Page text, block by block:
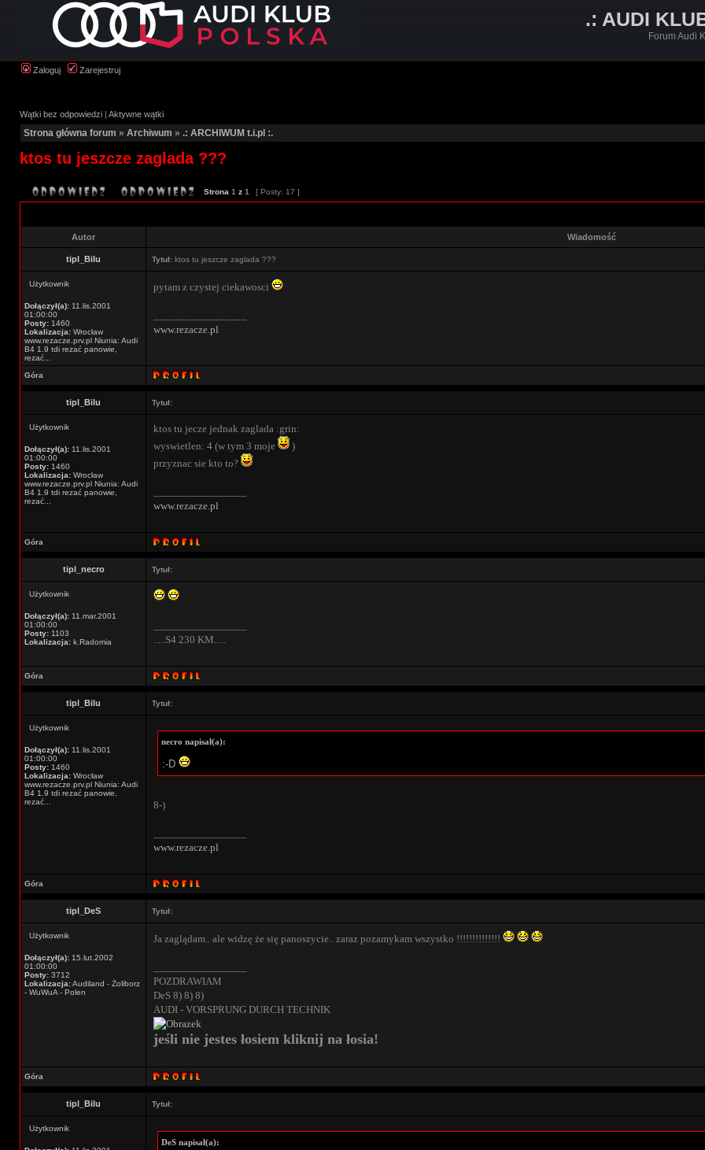
.: AUDI
Forum Audi
Zaloguj Zarejestruj
Wątki bez odpowiedzi | Aktywne wątki
Strona główna forum » Archiwum » .: ARCHIWUM t.i.pl :.
ktos tu jeszcze zaglada ???
Strona 1 z 1 [ Posty: 17 ]
Autor Wiadomość
tipl_Bilu Tytuł: ktos tu jeszcze zaglada ???
Użytkownik
Dołączył(a): 11.lis.2001
01:00:00
Posty: 1460
Lokalizacja: Wrocław
www.rezacze.prv.pl Niunia: Audi
B4 1.9 tdi rezać panowie,
rezać...
pytam z czystej ciekawosci
www.rezacze.pl
Góra
tipl_Bilu Tytuł:
Użytkownik
Dołączył(a): 11.lis.2001
01:00:00
Posty: 1460
Lokalizacja: Wrocław
www.rezacze.prv.pl Niunia: Audi
B4 1.9 tdi rezać panowie,
rezać...
ktos tu jecze jednak zaglada :grin:
wyswietlen: 4 (w tym 3 moje
)
przyznac sie kto to?
www.rezacze.pl
Góra
tipl_necro Tytuł:
Użytkownik
Dołączył(a): 11.mar.2001
01:00:00
Posty: 1103
Lokalizacja: k.Radomia
.....S4 230 KM.....
Góra
tipl_Bilu Tytuł:
Użytkownik
Dołączył(a): 11.lis.2001
01:00:00
Posty: 1460
Lokalizacja: Wrocław
www.rezacze.prv.pl Niunia: Audi
B4 1.9 tdi rezać panowie,
rezać...
necro napisał(a):
:-D
8-)
www.rezacze.pl
Góra
tipl_DeS Tytuł:
Użytkownik
Dołączył(a): 15.lut.2002
01:00:00
Posty: 3712
Lokalizacja:Audiland - Żoliborz
- WuWuA - Polen
Ja zaglądam.. ale widzę że się panoszycie.. zaraz pozamykam wszystko !!!!!!!!!!!!!!
POZDRAWIAM
DeS 8) 8) 8)
AUDI - VORSPRUNG DURCH TECHNIK
jeśli nie jestes łosiem kliknij na łosia!
Góra
tipl_Bilu Tytuł:
Użytkownik
DeS napisał(a):